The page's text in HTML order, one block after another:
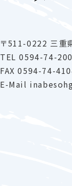
〒511-0222 三重
TEL0594-74-
FAX 0594-74-
E-Mail